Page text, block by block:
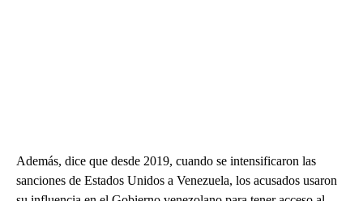
Además, dice que desde 2019, cuando se intensificaron las
sanciones de Estados Unidos a Venezuela, los acusados usaron